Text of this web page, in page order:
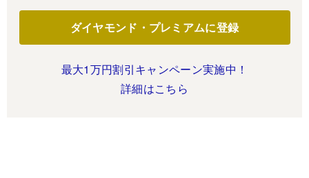
ダイヤモンド・プレミアムに登録
最大1万円割引キャンペーン実施中！
詳細はこちら